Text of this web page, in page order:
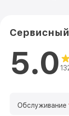
5.0
Обслуживание